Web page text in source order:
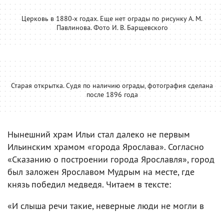
Церковь в 1880-х годах. Еще нет ограды по рисунку А. М.
Павлинова. Фото И. В. Барщевского
Старая открытка. Судя по наличию ограды, фотография сделана
после 1896 года
Нынешний храм Ильи стал далеко не первым
Ильинским храмом «города Ярослава». Согласно
«Сказанию о построении города Ярославля», город
был заложен Ярославом Мудрым на месте, где
князь победил медведя. Читаем в тексте:
«И слыша речи такие, неверные люди не могли в